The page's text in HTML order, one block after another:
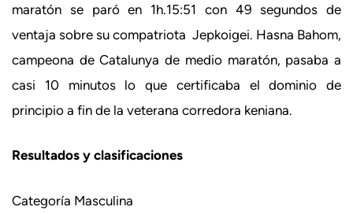
maratón se paró en 1h.15:51 con 49 segundos de
ventaja sobre su compatriota Jepkoigei. Hasna Bahom,
campeona de Catalunya de medio maratón, pasaba a
casi 10 minutos lo que certificaba el dominio de
principio a fin de la veterana corredora keniana.
Resultados y clasificaciones
Categoría Masculina